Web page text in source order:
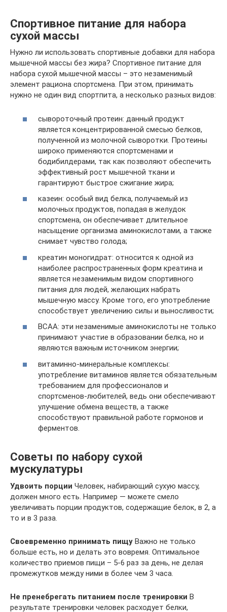
Спортивное питание для набора
сухой массы
Нужно ли использовать спортивные добавки для набора
мышечной массы без жира? Спортивное питание для
набора сухой мышечной массы – это незаменимый
элемент рациона спортсмена. При этом, принимать
нужно не один вид спортпита, а несколько разных видов:
сывороточный протеин: данный продукт
является концентрированной смесью белков,
полученной из молочной сыворотки. Протеины
широко применяются спортсменами и
бодибилдерами, так как позволяют обеспечить
эффективный рост мышечной ткани и
гарантируют быстрое сжигание жира;
казеин: особый вид белка, получаемый из
молочных продуктов, попадая в желудок
спортсмена, он обеспечивает длительное
насыщение организма аминокислотами, а также
снимает чувство голода;
креатин моногидрат: относится к одной из
наиболее распространенных форм креатина и
является незаменимым видом спортивного
питания для людей, желающих набрать
мышечную массу. Кроме того, его употребление
способствует увеличению силы и выносливости;
BCAA: эти незаменимые аминокислоты не только
принимают участие в образовании белка, но и
являются важным источником энергии;
витаминно-минеральные комплексы:
употребление витаминов является обязательным
требованием для профессионалов и
спортсменов-любителей, ведь они обеспечивают
улучшение обмена веществ, а также
способствуют правильной работе гормонов и
ферментов.
Советы по набору сухой
мускулатуры
Удвоить порции Человек, набирающий сухую массу,
должен много есть. Например — можете смело
увеличивать порции продуктов, содержащие белок, в 2, а
то и в 3 раза.
Своевременно принимать пищу Важно не только
больше есть, но и делать это вовремя. Оптимальное
количество приемов пищи – 5-6 раз за день, не делая
промежутков между ними в более чем 3 часа.
Не пренебрегать питанием после тренировки В
результате тренировки человек расходует белки,